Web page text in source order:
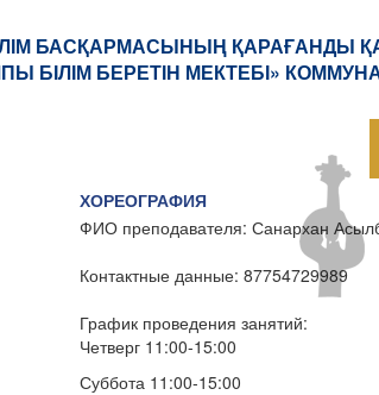
БАСҚАРМАСЫНЫҢ ҚАРАҒАНДЫ
БІЛІМ БЕРЕТІН МЕКТЕБІ»
ХОРЕОГРАФИЯ
ФИО преподавателя: Санархан
Контактные данные: 87754729989
График проведения занятий:
Четверг 11:00-15:00
Суббота 11:00-15:00